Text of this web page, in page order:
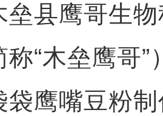
垒县鹰哥生
称“木垒鹰哥
袋鹰嘴豆粉